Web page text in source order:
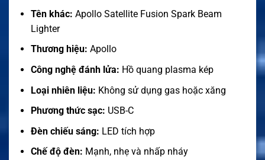
Tên khác: Apollo Satellite Fusion Spark Beam
Lighter
Thương hiệu: Apollo
Công nghệ đánh lửa: Hồ quang plasma kép
Loại nhiên liệu: Không sử dụng gas hoặc xăng
Phương thức sạc: USB-C
Đèn chiếu sáng: LED tích hợp
Chế độ đèn: Mạnh, nhẹ và nhấp nháy